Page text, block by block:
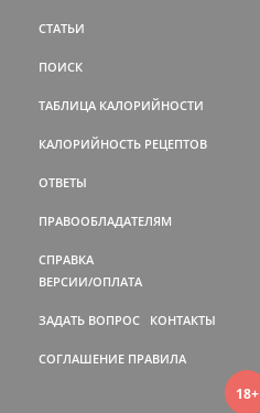
СТАТЬИ
ПОИСК
ТАБЛИЦА КАЛОРИЙНОСТИ
КАЛОРИЙНОСТЬ РЕЦЕПТОВ
ОТВЕТЫ
ПРАВООБЛАДАТЕЛЯМ
СПРАВКА
ВЕРСИИ/ОПЛАТА
ЗАДАТЬ ВОПРОС КОНТАКТЫ
СОГЛАШЕНИЕ ПРАВИЛА
18+